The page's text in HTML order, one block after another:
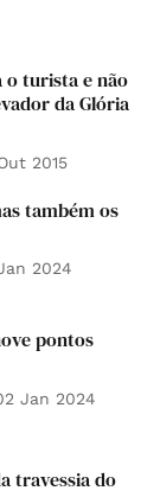
o turista e não
da Glória
2015
também os
2024
pontos
Jan 2024
travessia do